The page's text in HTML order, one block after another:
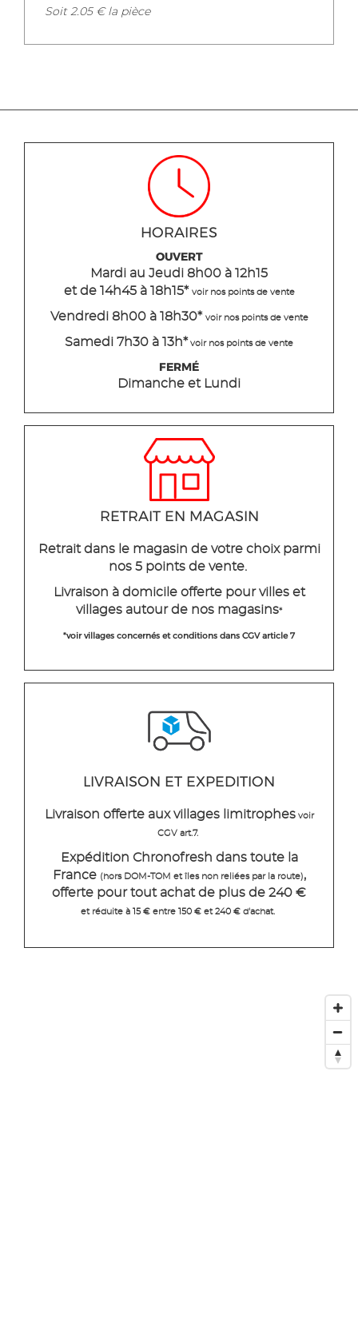
Soit 2.05 € la pièce
HORAIRES
OUVERT
Mardi au Jeudi 8h00 à 12h15
et de 14h45 à 18h15* voir nos points de vente
Vendredi 8h00 à 18h30* voir nos points de vente
Samedi 7h30 à 13h* voir nos points de vente
FERMÉ
Dimanche et Lundi
RETRAIT EN MAGASIN
Retrait dans le magasin de votre choix parmi
nos 5 points de vente.
Livraison à domicile offerte pour villes et
villages autour de nos magasins*
*voir villages concernés et conditions dans CGV article 7
LIVRAISON ET EXPEDITION
Livraison offerte aux villages limitrophesvoir
CGV art.7.
Expédition Chronofresh dans toute la
France (hors DOM-TOM et îles non reliées par la route),
offerte pour tout achat de plus de 240 €
et réduite à 15 € entre 150 € et 240 € d'achat.